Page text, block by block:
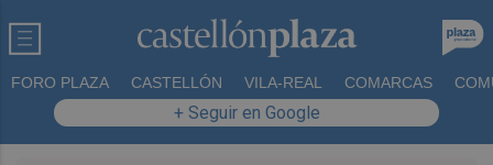
FORO PLAZA CASTELLÓN VILA-REAL COMARCAS
+ Seguir en Google